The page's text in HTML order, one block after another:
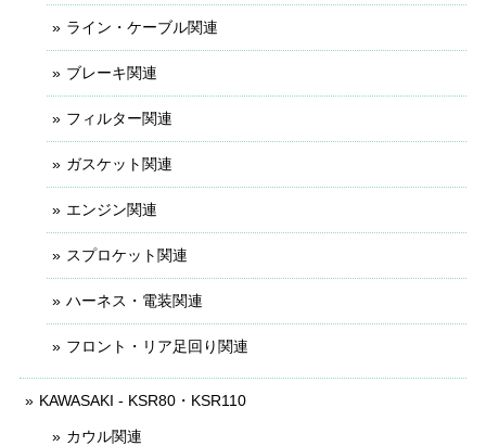
ライン・ケーブル関連
ブレーキ関連
フィルター関連
ガスケット関連
エンジン関連
スプロケット関連
ハーネス・電装関連
フロント・リア足回り関連
KAWASAKI - KSR80・KSR110
カウル関連